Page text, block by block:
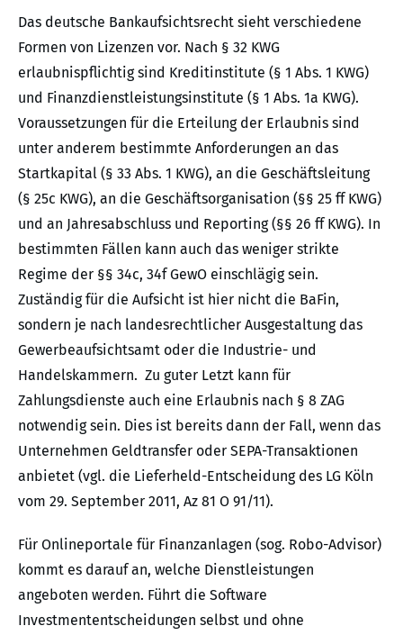
Das deutsche Bankaufsichtsrecht sieht verschiedene
Formen von Lizenzen vor. Nach § 32 KWG
erlaubnispflichtig sind Kreditinstitute (§ 1 Abs. 1 KWG)
und Finanzdienstleistungsinstitute (§ 1 Abs. 1a KWG).
Voraussetzungen für die Erteilung der Erlaubnis sind
unter anderem bestimmte Anforderungen an das
Startkapital (§ 33 Abs. 1 KWG), an die Geschäftsleitung
(§ 25c KWG), an die Geschäftsorganisation (§§ 25 ff KWG)
und an Jahresabschluss und Reporting (§§ 26 ff KWG). In
bestimmten Fällen kann auch das weniger strikte
Regime der §§ 34c, 34f GewO einschlägig sein.
Zuständig für die Aufsicht ist hier nicht die BaFin,
sondern je nach landesrechtlicher Ausgestaltung das
Gewerbeaufsichtsamt oder die Industrie- und
Handelskammern. Zu guter Letzt kann für
Zahlungsdienste auch eine Erlaubnis nach § 8 ZAG
notwendig sein. Dies ist bereits dann der Fall, wenn das
Unternehmen Geldtransfer oder SEPA-Transaktionen
anbietet (vgl. die Lieferheld-Entscheidung des LG Köln
vom 29. September 2011, Az 81 O 91/11).
Für Onlineportale für Finanzanlagen (sog. Robo-Advisor)
kommt es darauf an, welche Dienstleistungen
angeboten werden. Führt die Software
Investmententscheidungen selbst und ohne